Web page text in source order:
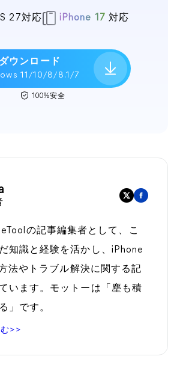
27対応 iPhone 17 対応
ウンロード
11/10/8/8.1/7
100%安全
の記事編集者として、こ
知識と経験を活かし、iPhone
法やトラブル解決に関する記
います。モットーは「塵も積
」です。
>>